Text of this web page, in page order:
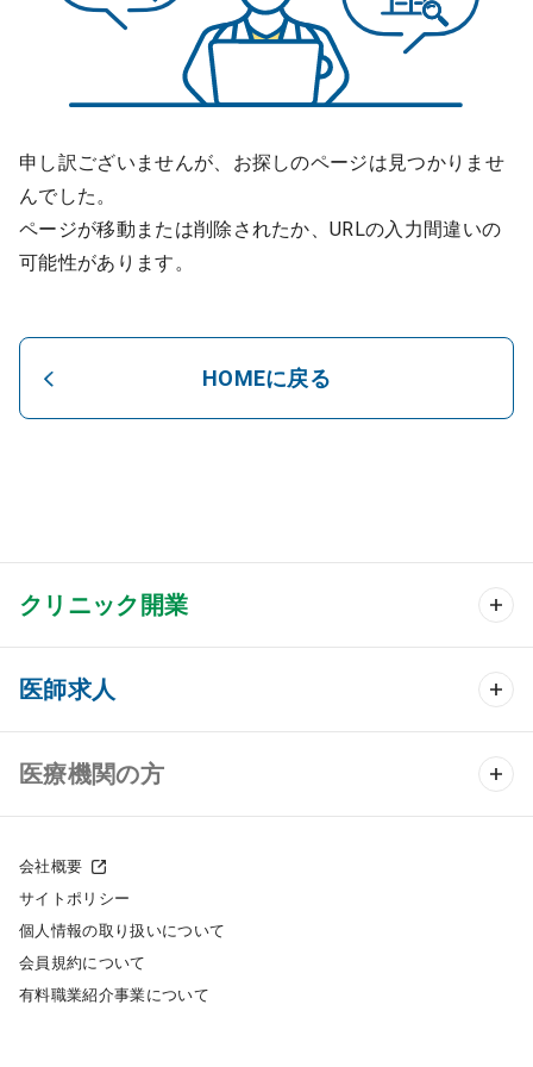
申し訳ございませんが、お探しのページは見つかりませ
んでした。
ページが移動または削除されたか、URLの入力間違いの
可能性があります。
HOMEに戻る
クリニック開業
クリニック開業 TOP
クリニック物件検索
クリニックの開業スタイル
クリニック開業までの流れ
開業支援事例
医師求人
医師求人 TOP
常勤求人検索
非常勤求人検索
スポット求人検索
医療機関の方
採用をお考えの医療機関の方
会社概要
サイトポリシー
個人情報の取り扱いについて
会員規約について
有料職業紹介事業について